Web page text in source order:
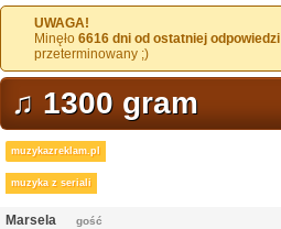
UWAGA!
Minęło 6616 dni od ostatniej odpowiedzi
przeterminowany ;)
♫ 1300 gram
muzykazreklam.pl
muzyka z seriali
Marsela
gość